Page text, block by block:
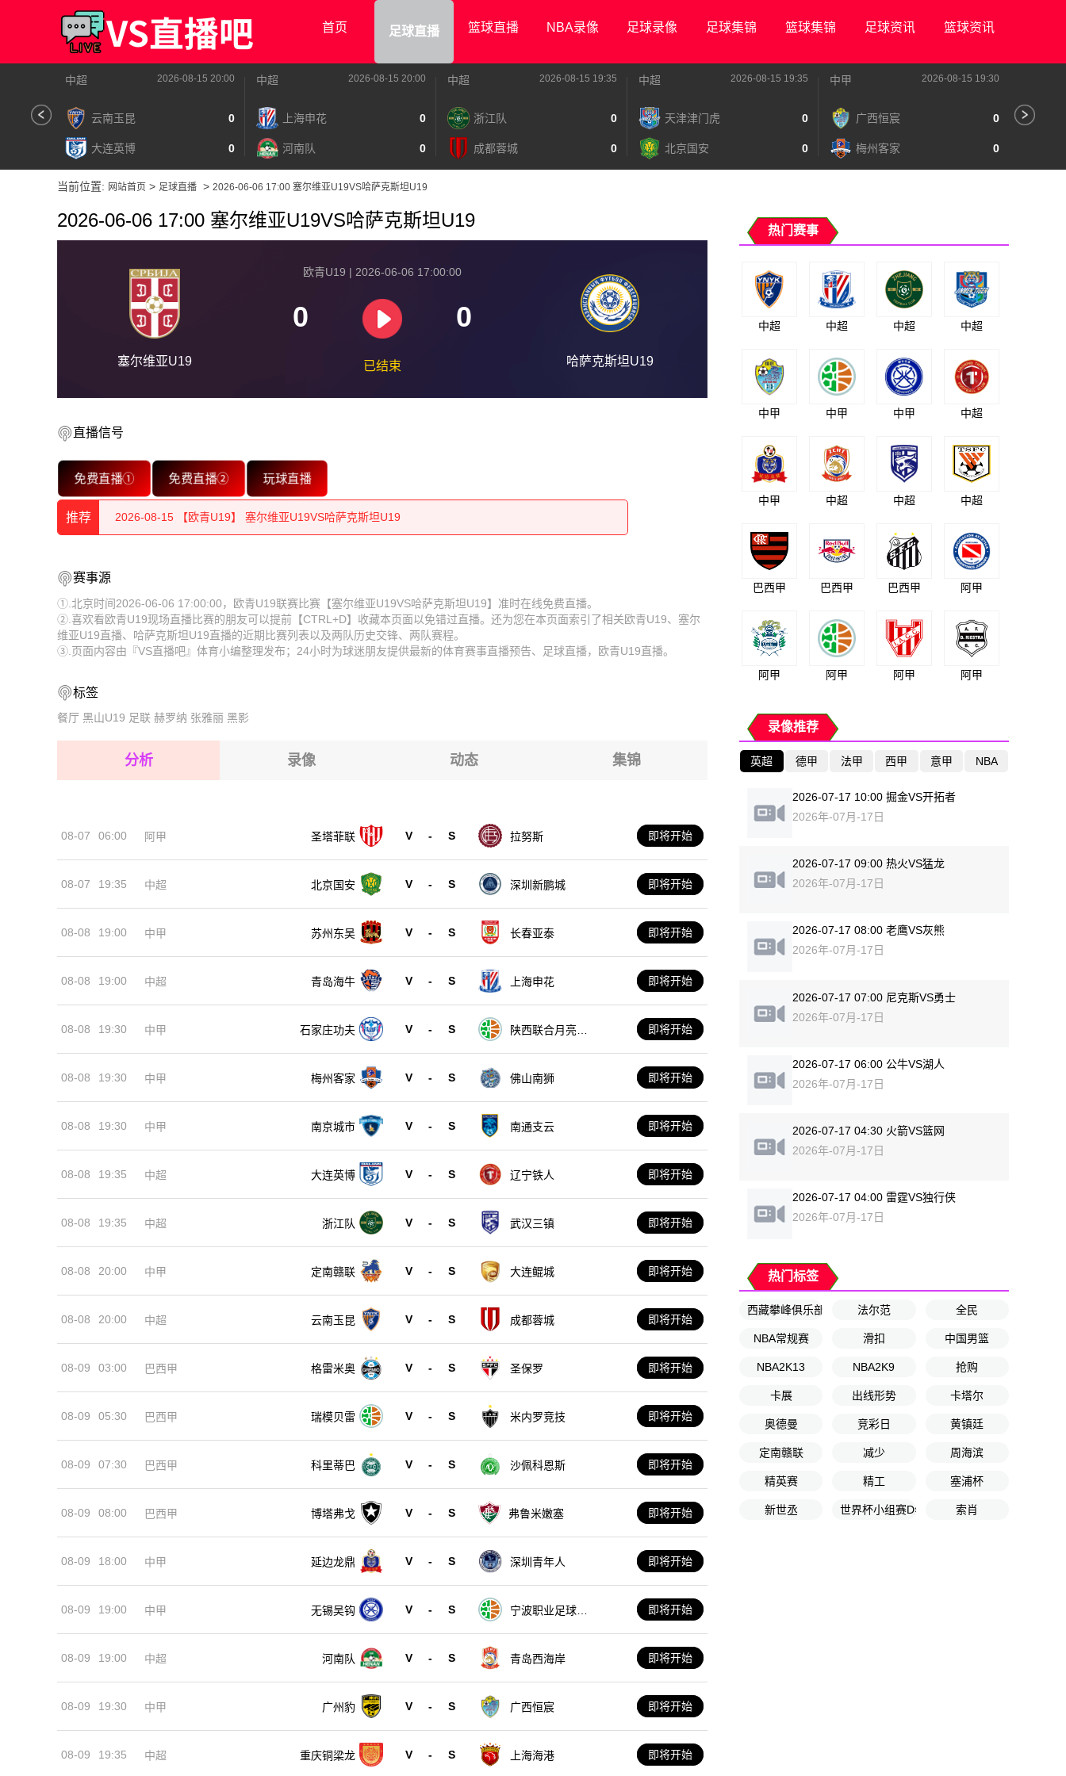
首页 足球直播 篮球直播 NBA录像 足球录像 足球集锦 篮球集锦 足球资讯 篮球资讯
中超 2026-08-15 20:00
云南玉昆 0
大连英博 0
中超 2026-08-15 20:00
上海申花 0
河南队 0
中超 2026-08-15 19:35
浙江队 0
成都蓉城 0
中超 2026-08-15 19:35
天津津门虎 0
北京国安 0
中甲 2026-08-15 19:30
广西恒宸 0
梅州客家 0
当前位置: 网站首页 > 足球直播 > 2026-06-06 17:00 塞尔维亚U19VS哈萨克斯坦U19
2026-06-06 17:00 塞尔维亚U19VS哈萨克斯坦U19
塞尔维亚U19
欧青U19 | 2026-06-06 17:00:00
0 0
已结束 哈萨克斯坦U19
直播信号
免费直播① 免费直播② 玩球直播
推荐
2026-08-15 【欧青U19】 塞尔维亚U19VS哈萨克斯坦U19
2026-08-15 【欧青U19】 塞尔维亚U19VS哈萨克斯坦U19
2026-08-15 【欧青U19】 塞尔维亚U19VS哈萨克斯坦U19
2026-08-15 【欧青U19】 塞尔维亚U19VS哈萨克斯坦U19
2026-08-15 【欧青U19】 塞尔维亚U19VS哈萨克斯坦U19
2026-08-14 【欧青U19】 塞尔维亚U19VS哈萨克斯坦U19
2026-08-15 【欧青U19】 塞尔维亚U19VS哈萨克斯坦U19
2026-08-15 【欧青U19】 塞尔维亚U19VS哈萨克斯坦U19
2026-08-15 【欧青U19】 塞尔维亚U19VS哈萨克斯坦U19
2026-08-15 【欧青U19】 塞尔维亚U19VS哈萨克斯坦U19
2026-08-15 【欧青U19】 塞尔维亚U19VS哈萨克斯坦U19
2026-08-14 【欧青U19】 塞尔维亚U19VS哈萨克斯坦U19
赛事源
①.北京时间2026-06-06 17:00:00，欧青U19联赛比赛【塞尔维亚U19VS哈萨克斯坦U19】准时在线免费直播。
②.喜欢看欧青U19现场直播比赛的朋友可以提前【CTRL+D】收藏本页面以免错过直播。还为您在本页面索引了相关欧青U19、塞尔
维亚U19直播、哈萨克斯坦U19直播的近期比赛列表以及两队历史交锋、两队赛程。
③.页面内容由『VS直播吧』体育小编整理发布；24小时为球迷朋友提供最新的体育赛事直播预告、足球直播，欧青U19直播。
标签
餐厅 黑山U19 足联 赫罗纳 张雅丽 黑影
分析 录像 动态 集锦
08-07 06:00 阿甲 圣塔菲联 V - S 拉努斯 即将开始
08-07 19:35 中超 北京国安 V - S 深圳新鹏城 即将开始
08-08 19:00 中甲 苏州东吴 V - S 长春亚泰 即将开始
08-08 19:00 中超 青岛海牛 V - S 上海申花 即将开始
08-08 19:30 中甲 石家庄功夫 V - S
陕西联合月亮泊
即将开始
08-08 19:30 中甲 梅州客家 V - S 佛山南狮 即将开始
08-08 19:30 中甲 南京城市 V - S 南通支云 即将开始
08-08 19:35 中超 大连英博 V - S 辽宁铁人 即将开始
08-08 19:35 中超 浙江队 V - S 武汉三镇 即将开始
08-08 20:00 中甲 定南赣联 V - S 大连鲲城 即将开始
08-08 20:00 中超 云南玉昆 V - S 成都蓉城 即将开始
08-09 03:00 巴西甲 格雷米奥 V - S 圣保罗 即将开始
08-09 05:30 巴西甲 瑞模贝雷 V - S 米内罗竞技 即将开始
08-09 07:30 巴西甲 科里蒂巴 V - S 沙佩科恩斯 即将开始
08-09 08:00 巴西甲 博塔弗戈 V - S 弗鲁米嫩塞 即将开始
08-09 18:00 中甲 延边龙鼎 V - S 深圳青年人 即将开始
08-09 19:00 中甲 无锡吴钩 V - S
宁波职业足球俱
即将开始
08-09 19:00 中超 河南队 V - S 青岛西海岸 即将开始
08-09 19:30 中甲 广州豹 V - S 广西恒宸 即将开始
08-09 19:35 中超 重庆铜梁龙 V - S 上海海港 即将开始
热门赛事
中超 中超 中超 中超
中甲 中甲 中甲 中超
中甲 中超 中超 中超
巴西甲 巴西甲 巴西甲 阿甲
阿甲 阿甲 阿甲 阿甲
录像推荐
英超 德甲 法甲 西甲 意甲 NBA
2026-07-17 10:00 掘金VS开拓者
2026年-07月-17日
2026-07-17 09:00 热火VS猛龙
2026年-07月-17日
2026-07-17 08:00 老鹰VS灰熊
2026年-07月-17日
2026-07-17 07:00 尼克斯VS勇士
2026年-07月-17日
2026-07-17 06:00 公牛VS湖人
2026年-07月-17日
2026-07-17 04:30 火箭VS篮网
2026年-07月-17日
2026-07-17 04:00 雷霆VS独行侠
2026年-07月-17日
热门标签
西藏攀峰俱乐部 法尔范 全民
NBA常规赛 滑扣 中国男篮
NBA2K13 NBA2K9 抢购
卡展 出线形势 卡塔尔
奥德曼 竞彩日 黄镇廷
定南赣联 减少 周海滨
精英赛 精工 塞浦杯
新世丞 世界杯小组赛D组第2轮 索肖